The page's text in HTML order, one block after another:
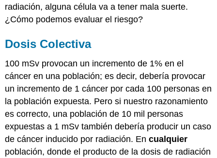
radiación, alguna célula va a tener mala suerte.
¿Cómo podemos evaluar el riesgo?
Dosis Colectiva
100 mSv provocan un incremento de 1% en el
cáncer en una población; es decir, debería provocar
un incremento de 1 cáncer por cada 100 personas en
la población expuesta. Pero si nuestro razonamiento
es correcto, una población de 10 mil personas
expuestas a 1 mSv también debería producir un caso
de cáncer inducido por radiación. Encualquier
población, donde el producto de la dosis de radiación